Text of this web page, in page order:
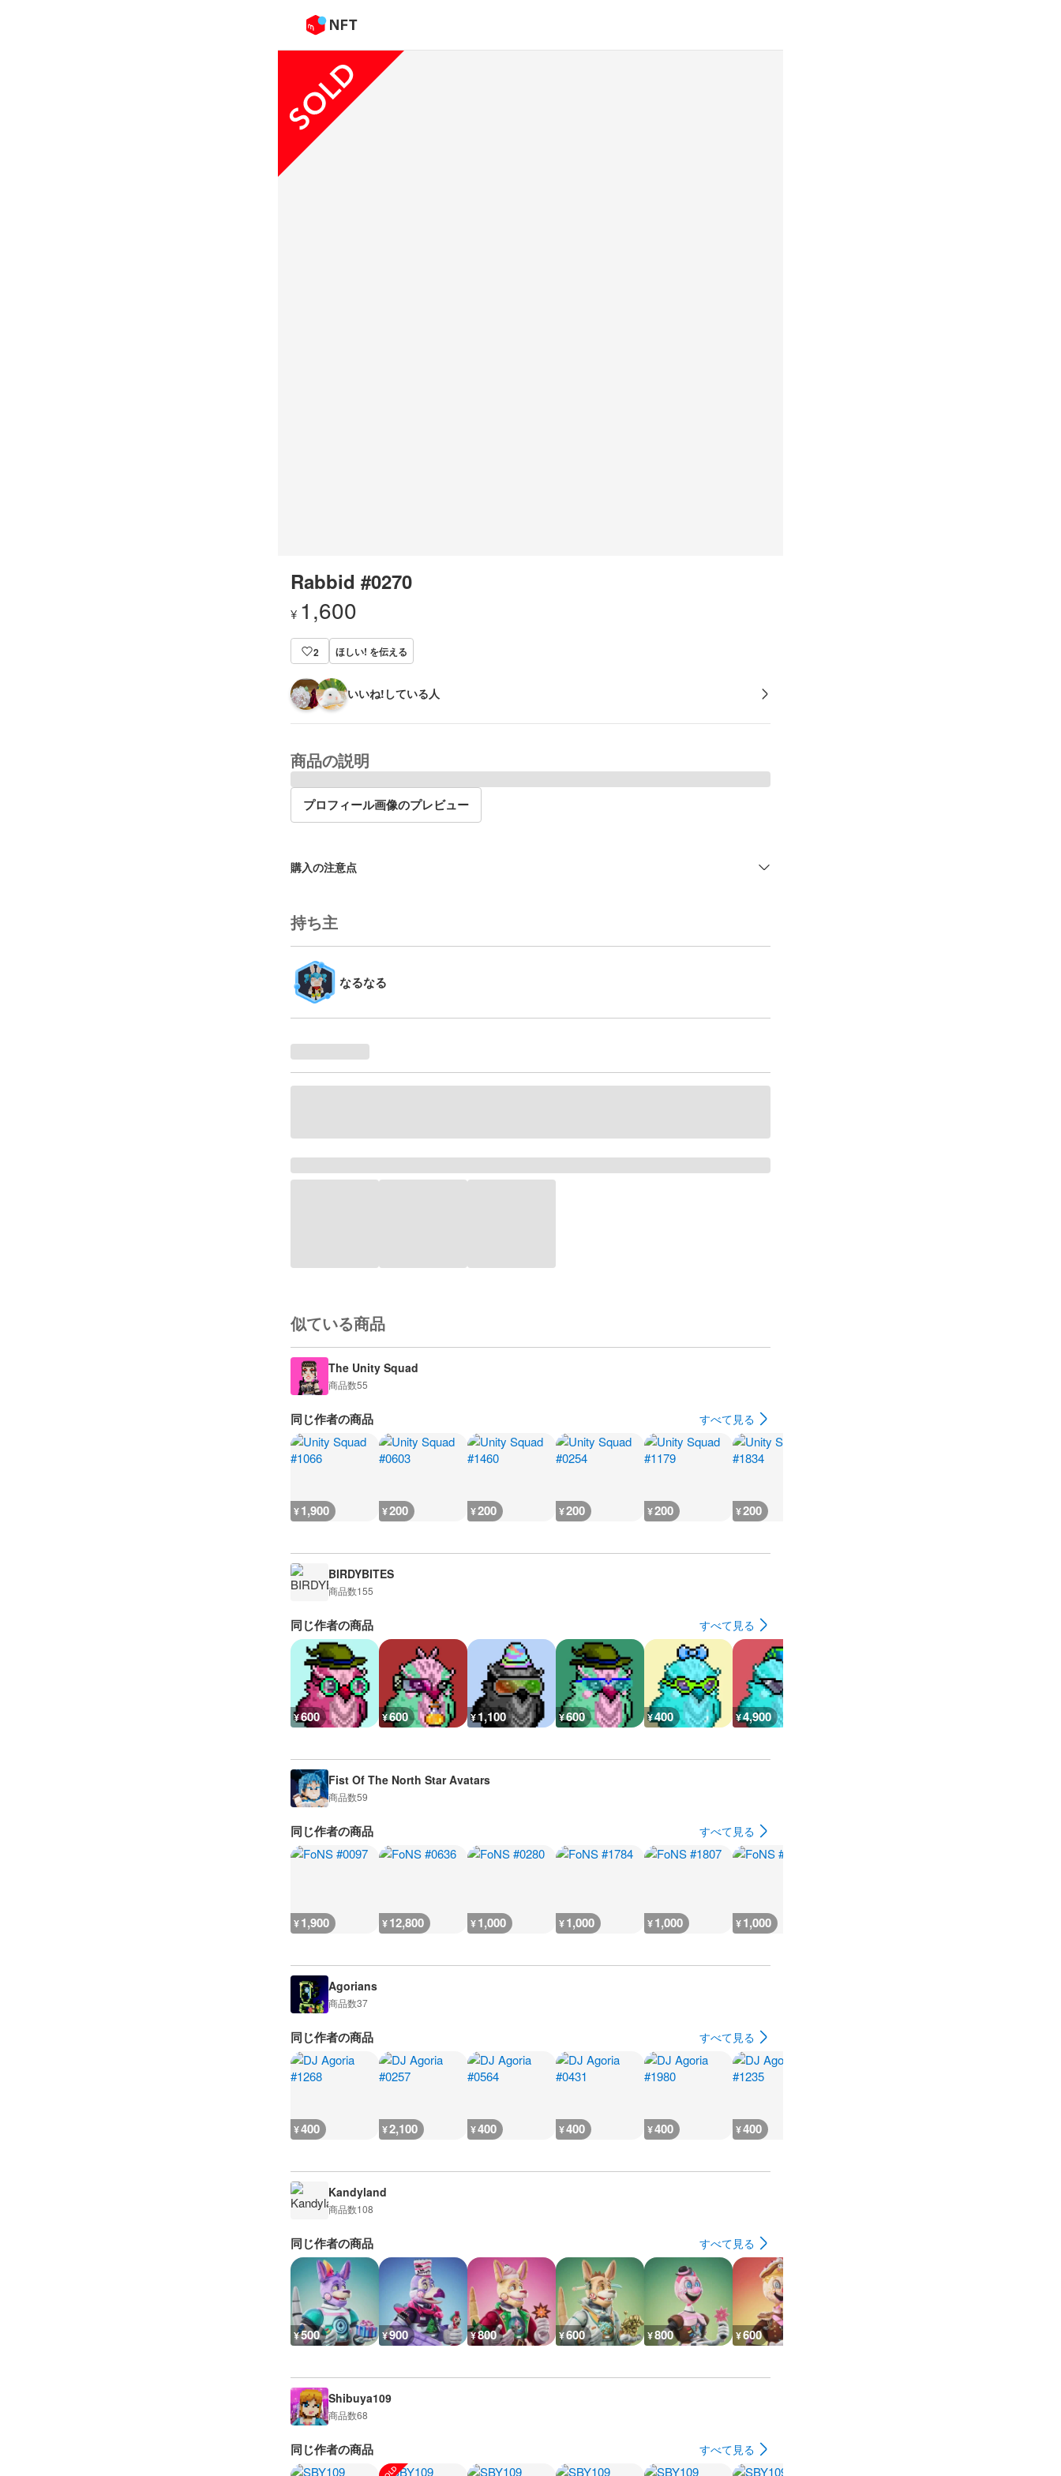
Rabbid #0270
¥ 1,600
2 ほしい! を伝える
いいね!している人
商品の説明
プロフィール画像のプレビュー
購入の注意点
持ち主
なるなる
似ている商品
The Unity Squad
商品数55
同じ作者の商品 すべて見る
¥1,900 ¥200 ¥200 ¥200 ¥200 ¥200
BIRDYBITES
商品数155
同じ作者の商品 すべて見る
¥600 ¥600 ¥1,100 ¥600 ¥400 ¥4,900
Fist Of The North Star Avatars
商品数59
同じ作者の商品 すべて見る
¥1,900 ¥12,800 ¥1,000 ¥1,000 ¥1,000 ¥1,000
Agorians
商品数37
同じ作者の商品 すべて見る
¥400 ¥2,100 ¥400 ¥400 ¥400 ¥400
Kandyland
商品数108
同じ作者の商品 すべて見る
¥500 ¥900 ¥800 ¥600 ¥800 ¥600
Shibuya109
商品数68
同じ作者の商品 すべて見る